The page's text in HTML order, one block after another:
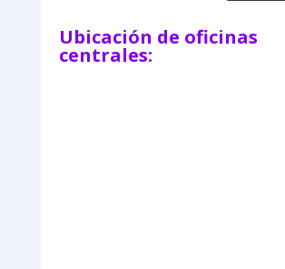
Ubicación de oficinas
centrales: